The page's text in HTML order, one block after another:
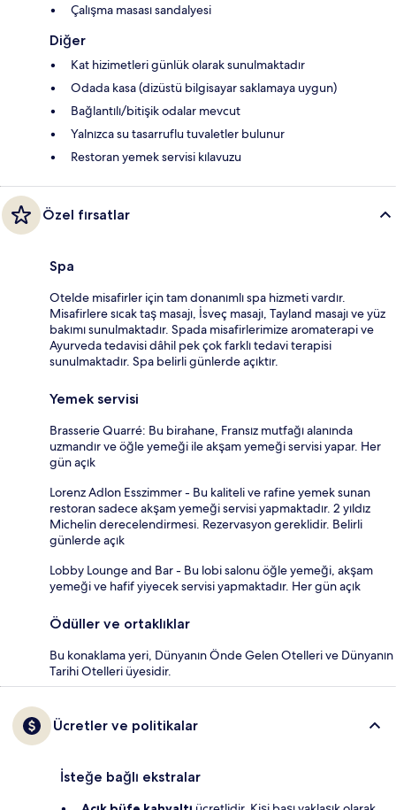
Çalışma masası sandalyesi
Diğer
Kat hizimetleri günlük olarak sunulmaktadır
Odada kasa (dizüstü bilgisayar saklamaya uygun)
Bağlantılı/bitişik odalar mevcut
Yalnızca su tasarruflu tuvaletler bulunur
Restoran yemek servisi kılavuzu
Özel fırsatlar
Spa
Otelde misafirler için tam donanımlı spa hizmeti vardır.
Misafirlere sıcak taş masajı, İsveç masajı, Tayland masajı ve yüz
bakımı sunulmaktadır. Spada misafirlerimize aromaterapi ve
Ayurveda tedavisi dâhil pek çok farklı tedavi terapisi
sunulmaktadır. Spa belirli günlerde açıktır.
Yemek servisi
Brasserie Quarré: Bu birahane, Fransız mutfağı alanında
uzmandır ve öğle yemeği ile akşam yemeği servisi yapar. Her
gün açık
Lorenz Adlon Esszimmer - Bu kaliteli ve rafine yemek sunan
restoran sadece akşam yemeği servisi yapmaktadır. 2 yıldız
Michelin derecelendirmesi. Rezervasyon gereklidir. Belirli
günlerde açık
Lobby Lounge and Bar - Bu lobi salonu öğle yemeği, akşam
yemeği ve hafif yiyecek servisi yapmaktadır. Her gün açık
Ödüller ve ortaklıklar
Bu konaklama yeri, Dünyanın Önde Gelen Otelleri ve Dünyanın
Tarihi Otelleri üyesidir.
Ücretler ve politikalar
İsteğe bağlı ekstralar